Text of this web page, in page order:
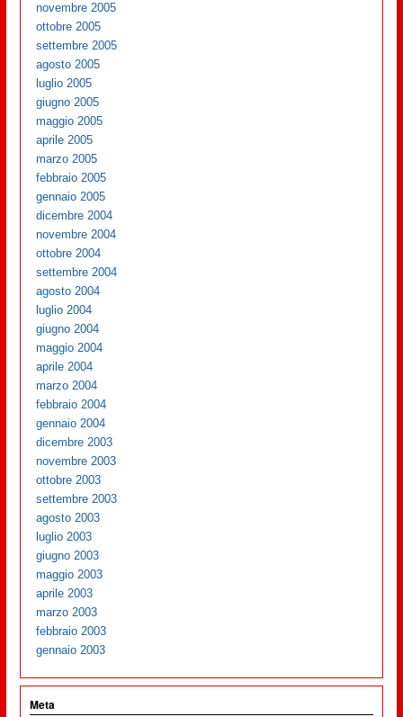
novembre 2005
ottobre 2005
settembre 2005
agosto 2005
luglio 2005
giugno 2005
maggio 2005
aprile 2005
marzo 2005
febbraio 2005
gennaio 2005
dicembre 2004
novembre 2004
ottobre 2004
settembre 2004
agosto 2004
luglio 2004
giugno 2004
maggio 2004
aprile 2004
marzo 2004
febbraio 2004
gennaio 2004
dicembre 2003
novembre 2003
ottobre 2003
settembre 2003
agosto 2003
luglio 2003
giugno 2003
maggio 2003
aprile 2003
marzo 2003
febbraio 2003
gennaio 2003
Meta